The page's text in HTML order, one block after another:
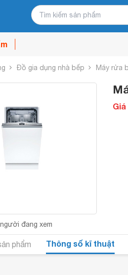
Đồ gia dụng nhà bếp Máy rửa
người đang xem
Giá
phẩm Thông số kĩ thuật